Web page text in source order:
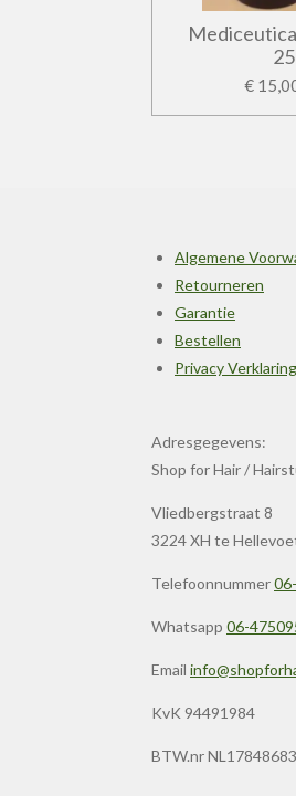
€
Algemene
Retourneren
Garantie
Bestellen
Privacy Verklaring
Adresgegevens:
Shop for Hair /
Vliedbergstraat 8
3224 XH te
Telefoonnummer
Whatsapp 06-
Email
KvK 94491984
BTW.nr